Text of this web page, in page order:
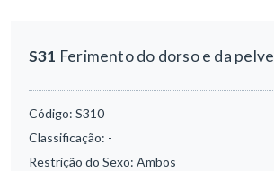
S31 Ferimento do dorso e da pelve
Código: S310
Classificação: -
Restrição do Sexo: Ambos